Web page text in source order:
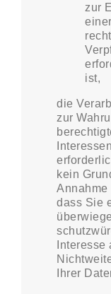
zur
einer
ist,
die
zur
Interessen
kein
Annahme
dass Sie
Interesse
Ihrer